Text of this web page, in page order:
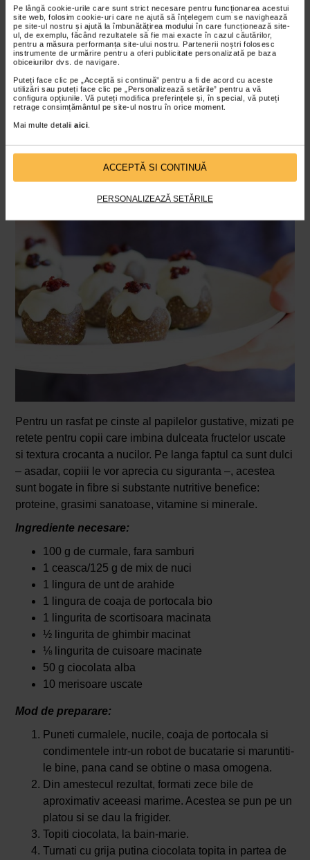
Pe lângă cookie-urile care sunt strict necesare pentru funcționarea acestui
site web, folosim cookie-uri care ne ajută să înțelegem cum se navighează
pe site-ul nostru și ajută la îmbunătățirea modului în care funcționează site-
ul, de exemplu, făcând rezultatele să fie mai exacte în cazul căutărilor,
pentru a măsura performanța site-ului nostru. Partenerii noștri folosesc
instrumente de urmărire pentru a oferi publicitate personalizată pe baza
obiceiurilor dvs. de navigare.
Puteți face clic pe „Acceptă si continuă” pentru a fi de acord cu aceste
utilizări sau puteți face clic pe „Personalizează setările” pentru a vă
configura opțiunile. Vă puteți modifica preferințele și, în special, vă puteți
retrage consimțământul pe site-ul nostru în orice moment.
Mai multe detalii aici
ACCEPTĂ SI CONTINUĂ
PERSONALIZEAZĂ SETĂRILE
fi ca bucatile de capsuni sa fie de marimea feliilor
de banane. Daca va raman felii de capsuni,
adaugati-le intr-o salata de fructe, serviti-le mai
tarziu ca parte a unei gustari sau, ca sa rezolvati
treaba pe loc, mancati-le chiar dumneavoastra!
Asamblati acadeaua, alternand feliile de banane si
de capsuni in forma unui baston de Craciun. Pentru
a forma curba bastonului, va trebui sa taiati fructele
„Briose” cu aroma de turta dulce, din nuci
si fructe uscate
Pentru un rasfat pe cinste al papilelor gustative, mizati pe
retete pentru copii care imbina dulceata fructelor uscate
si textura crocanta a nucilor. Pe langa faptul ca sunt dulci
– asadar, copiii le vor aprecia cu siguranta –, acestea
sunt bogate in fibre si substante nutritive benefice:
proteine, grasimi sanatoase, vitamine si minerale.
Ingrediente necesare:
100 g de curmale, fara samburi
1 ceasca/125 g de mix de nuci
1 lingura de unt de arahide
1 lingura de coaja de portocala bio
1 lingurita de scortisoara macinata
½ lingurita de ghimbir macinat
⅛ lingurita de cuisoare macinate
50 g ciocolata alba
10 merisoare uscate
Mod de preparare:
Puneti curmalele, nucile, coaja de portocala si
condimentele intr-un robot de bucatarie si maruntiti-
le bine, pana cand se obtine o masa omogena.
Din amestecul rezultat, formati zece bile de
aproximativ aceeasi marime. Acestea se pun pe un
platou si se dau la frigider.
Topiti ciocolata, la bain-marie.
Turnati cu grija putina ciocolata topita in partea de